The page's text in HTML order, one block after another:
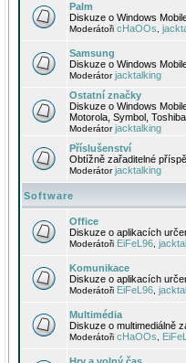
Palm
Diskuze o Windows
Moderátoři cHaOOs
Samsung
Diskuze o Windows
Moderátorjacktalking
Ostatní značky
Diskuze o Windows
Motorola, Symbol,
Moderátorjacktalking
Příslušenství
Obtížně zařaditelné
Moderátorjacktalking
Software
Office
Diskuze o aplikacích
Moderátoři EiFeL96
Komunikace
Diskuze o aplikacích
Moderátoři EiFeL96
Multimédia
Diskuze o multimediálně
Moderátoři cHaOOs